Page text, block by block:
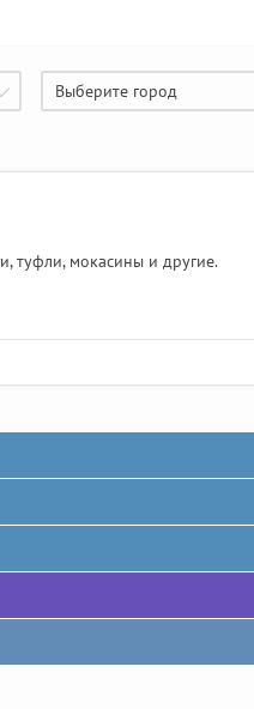
Выберите город
туфли, мокасины и другие.